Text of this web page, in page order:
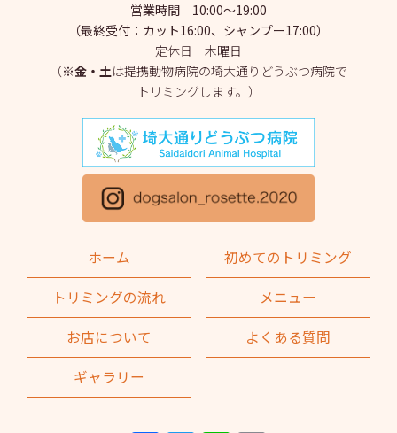
2025年4月
(1)
2025年3月(2)
2025年2月(4)
2025年1月(1)
2024年12月(1)
2024年10月(2)
2024年9月
営業時間 10:00～19:00
（最終受付：カット16:00、シャンプー17:00）
定休日 木曜日
（※金・土は提携動物病院の埼大通りどうぶつ病院で
トリミングします。）
ホーム
初めてのトリミング
トリミングの流れ
メニュー
お店について
よくある質問
ギャラリー